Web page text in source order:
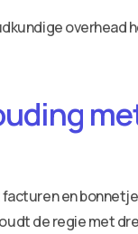
overhead
facturen en
de regie met